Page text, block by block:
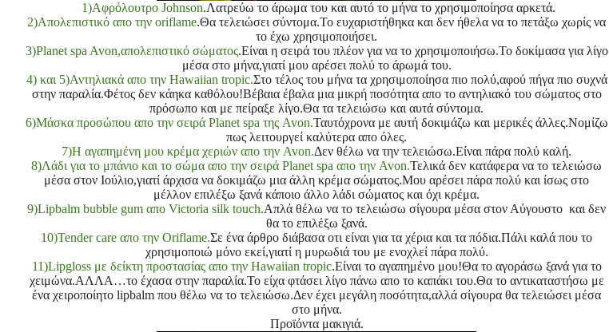
1)Αφρόλουτρο Johnson.Λατρεύω το άρωμα του και αυτό το μήνα το χρησιμοποίησα αρκετά.
2)Απολεπιστικό απο την oriflame.Θα τελειώσει σύντομα.Το ευχαριστήθηκα και δεν ήθελα να το πετάξω χωρίς να
το έχω χρησιμοποιήσει.
3)Planet spa Avon,απολεπιστικό σώματος.Είναι η σειρά του πλέον για να το χρησιμοποιήσω.Το δοκίμασα για λίγο
μέσα στο μήνα,γιατί μου αρέσει πολύ το άρωμά του.
4) και 5)Αντηλιακά απο την Hawaiian tropic.Στο τέλος του μήνα τα χρησιμοποίησα πιο πολύ,αφού πήγα πιο συχνά
στην παραλία.Φέτος δεν κάηκα καθόλου!Βέβαια έβαλα μια μικρή ποσότητα απο το αντηλιακό του σώματος στο
πρόσωπο και με πείραξε λίγο.Θα τα τελειώσω και αυτά σύντομα.
6)Μάσκα προσώπου απο την σειρά Planet spa της Avon.Ταυτόχρονα με αυτή δοκιμάζω και μερικές άλλες.Νομίζω
πως λειτουργεί καλύτερα απο όλες.
7)Η αγαπημένη μου κρέμα χεριών απο την Avon.Δεν θέλω να την τελειώσω.Είναι πάρα πολύ καλή.
8)Λάδι για το μπάνιο και το σώμα απο την σειρά Planet spa απο την Avon.Τελικά δεν κατάφερα να το τελειώσω
μέσα στον Ιούλιο,γιατί άρχισα να δοκιμάζω μια άλλη κρέμα σώματος.Μου αρέσει πάρα πολύ και ίσως στο
μέλλον επιλέξω ξανά κάποιο άλλο λάδι σώματος και όχι κρέμα.
9)Lipbalm bubble gum απο Victoria silk touch.Απλά θέλω να το τελειώσω σίγουρα μέσα στον Αύγουστο και δεν
θα το επιλέξω ξανά.
10)Tender care απο την Oriflame.Σε ένα άρθρο διάβασα οτι είναι για τα χέρια και τα πόδια.Πάλι καλά που το
χρησιμοποιώ μόνο εκεί,γιατί η μυρωδιά του με ενοχλεί πάρα πολύ.
11)Lipgloss με δείκτη προστασίας απο την Hawaiian tropic.Είναι το αγαπημένο μου!Θα το αγοράσω ξανά για το
χειμώνα.ΑΛΛΑ…το έχασα στην παραλία.Το είχα φτάσει λίγο πάνω απο το καπάκι του.Θα το αντικαταστήσω με
ένα χειροποίητο lipbalm που θέλω να το τελειώσω.Δεν έχει μεγάλη ποσότητα,αλλά σίγουρα θα τελειώσει μέσα
στο μήνα.
Προϊόντα μακιγιά.